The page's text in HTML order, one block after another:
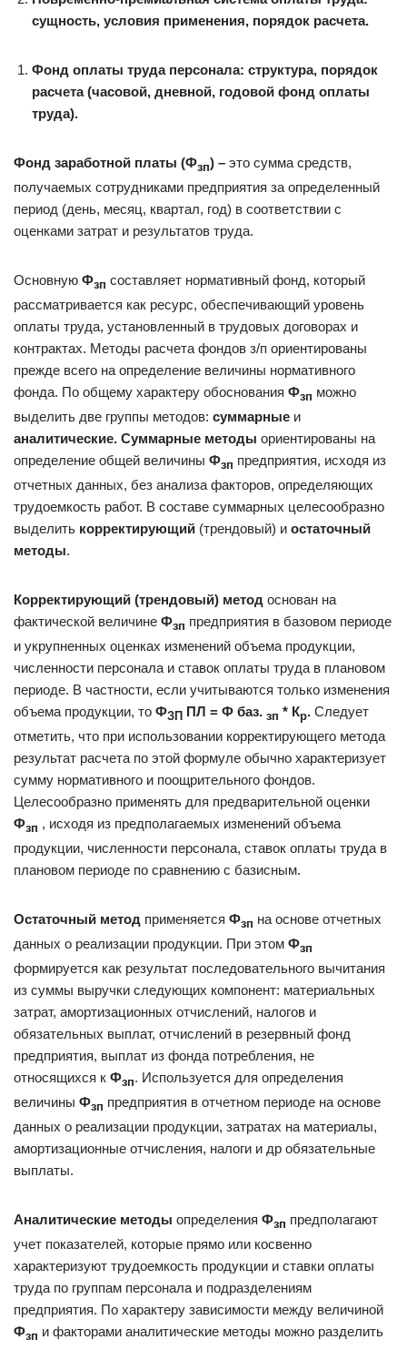
сущность, условия применения, порядок расчета.
Фонд оплаты труда персонала: структура, порядок
расчета (часовой, дневной, годовой фонд оплаты
труда).
Фонд заработной платы (Фзп) – это сумма средств,
получаемых сотрудниками предприятия за определенный
период (день, месяц, квартал, год) в соответствии с
оценками затрат и результатов труда.
Основную Фзп составляет нормативный фонд, который
рассматривается как ресурс, обеспечивающий уровень
оплаты труда, установленный в трудовых договорах и
контрактах. Методы расчета фондов з/п ориентированы
прежде всего на определение величины нормативного
фонда. По общему характеру обоснования Фзп можно
выделить две группы методов: суммарные и
аналитические. Суммарные методы ориентированы на
определение общей величины Фзп предприятия, исходя из
отчетных данных, без анализа факторов, определяющих
трудоемкость работ. В составе суммарных целесообразно
выделить корректирующий (трендовый) и остаточный
методы.
Корректирующий (трендовый) метод основан на
фактической величине Фзп предприятия в базовом периоде
и укрупненных оценках изменений объема продукции,
численности персонала и ставок оплаты труда в плановом
периоде. В частности, если учитываются только изменения
объема продукции, то ФЗП ПЛ = Ф баз. зп * Кр. Следует
отметить, что при использовании корректирующего метода
результат расчета по этой формуле обычно характеризует
сумму нормативного и поощрительного фондов.
Целесообразно применять для предварительной оценки
Фзп , исходя из предполагаемых изменений объема
продукции, численности персонала, ставок оплаты труда в
плановом периоде по сравнению с базисным.
Остаточный метод применяется Фзп на основе отчетных
данных о реализации продукции. При этом Фзп
формируется как результат последовательного вычитания
из суммы выручки следующих компонент: материальных
затрат, амортизационных отчислений, налогов и
обязательных выплат, отчислений в резервный фонд
предприятия, выплат из фонда потребления, не
относящихся к Фзп. Используется для определения
величины Фзп предприятия в отчетном периоде на основе
данных о реализации продукции, затратах на материалы,
амортизационные отчисления, налоги и др обязательные
выплаты.
Аналитические методы определения Фзп предполагают
учет показателей, которые прямо или косвенно
характеризуют трудоемкость продукции и ставки оплаты
труда по группам персонала и подразделениям
предприятия. По характеру зависимости между величиной
Фзп и факторами аналитические методы можно разделить